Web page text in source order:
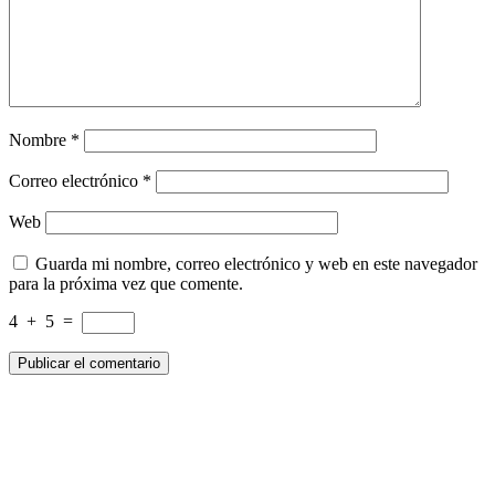
Nombre *
Correo electrónico *
Web
Guarda mi nombre, correo electrónico y web en este navegador
para la próxima vez que comente.
4 + 5 =